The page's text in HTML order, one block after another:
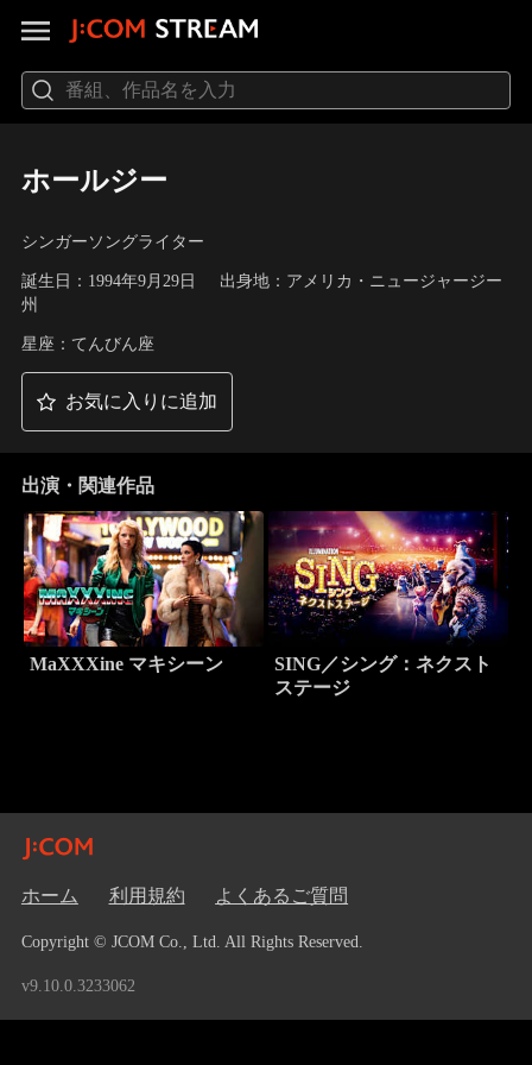
ホールジー
シンガーソングライター
誕生日：1994年9月29日
出身地：アメリカ・ニュージャージー
州
星座：てんびん座
お気に入りに追加
出演・関連作品
MaXXXine マキシーン
SING／シング：ネクスト
ステージ
ホーム 利用規約 よくあるご質問
Copyright © JCOM Co., Ltd. All Rights Reserved.
v9.10.0.3233062